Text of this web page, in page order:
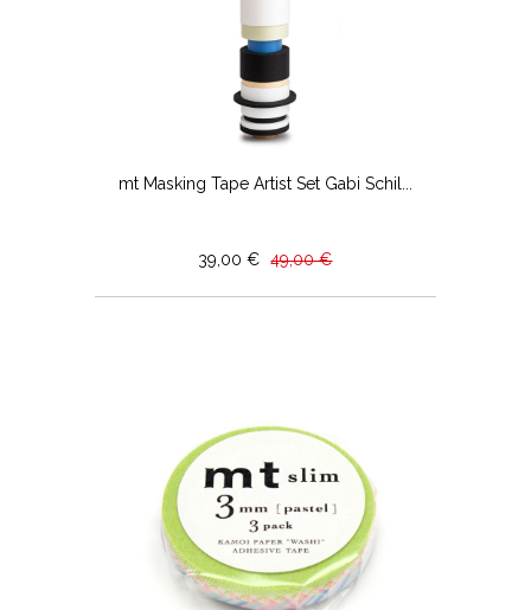
mt Masking Tape Artist Set Gabi Schil...
39,00 € 49,00 €